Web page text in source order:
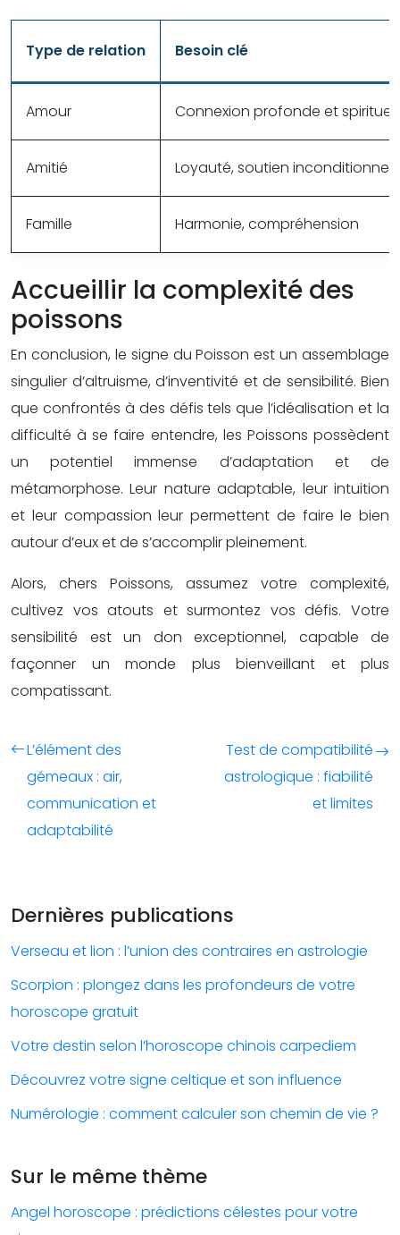
Type de relation Besoin clé
Amour Connexion profonde et
Amitié Loyauté, soutien inconditionnel
Famille Harmonie, compréhension
Accueillir la complexité des
poissons
En conclusion, le signe du Poisson est un assemblage
singulier d’altruisme, d’inventivité et de sensibilité. Bien
que confrontés à des défis tels que l’idéalisation et la
difficulté à se faire entendre, les Poissons possèdent
un potentiel immense d’adaptation et de
métamorphose. Leur nature adaptable, leur intuition
et leur compassion leur permettent de faire le bien
autour d’eux et de s’accomplir pleinement.
Alors, chers Poissons, assumez votre complexité,
cultivez vos atouts et surmontez vos défis. Votre
sensibilité est un don exceptionnel, capable de
façonner un monde plus bienveillant et plus
compatissant.
L’élément des
gémeaux : air,
communication et
adaptabilité
Test de compatibilité
astrologique : fiabilité
et limites
Dernières publications
Verseau et lion : l’union des contraires en astrologie
Scorpion : plongez dans les profondeurs de votre
horoscope gratuit
Votre destin selon l’horoscope chinois carpediem
Découvrez votre signe celtique et son influence
Numérologie : comment calculer son chemin de vie ?
Sur le même thème
Angel horoscope : prédictions célestes pour votre